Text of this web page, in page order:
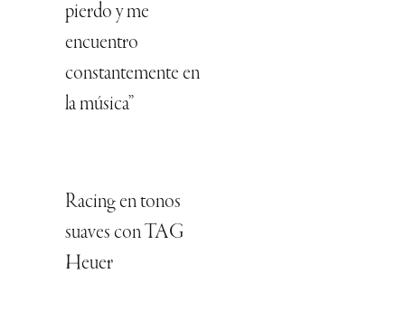
pierdo y me
encuentro
constantemente en
la música”
Racing en tonos
suaves con TAG
Heuer